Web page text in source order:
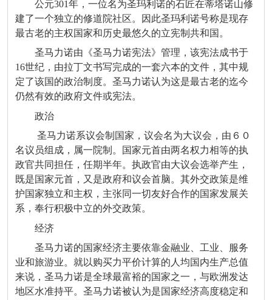
公元301年，一位名为圣玛利诺的石匠在蒂塔诺山修
建了一个独立的修道院社区。因此圣玛利诺号称是现存
最古老的主权国家和历史最悠久的立宪制共和国。
圣马力诺由《圣马力诺宪法》管理，该宪法成书于
16世纪，由拉丁文书写完成的一套六本的文件，其中规
定了该国的政治制度。圣马力诺认为这是最古老的迄今
仍然有效的政府文件或宪法。
政治
圣马力诺系议会制国家，议会名为大议会，由６０
名议员组成，属一院制。国家元首由两名权力相等的执
政官共同担任，任期半年。执政官由大议会选举产生，
既是国家元首，又是政府和议会首脑。其外交政策是维
护国家独立和主权，主张同一切友好合作的国家发展关
系，奉行积极中立的外交政策。
经济
圣马力诺的国家经济主要依靠金融业、工业、服务
业和旅游业。就以购买力平价计算的人均国内生产总值
来说，圣马力诺是全球最富裕的国家之一，与欧洲发达
地区水准持平。圣马力诺被认为是国家经济高度稳定和